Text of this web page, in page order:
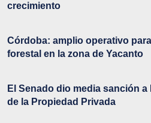
crecimiento
Córdoba: amplio operativo
forestal en la zona de Yacanto
El Senado dio media sanción
de la Propiedad Privada